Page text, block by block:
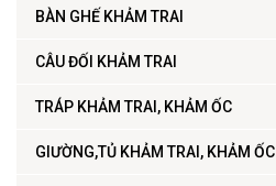
BÀN GHẾ KHẢM TRAI
CÂU ĐỐI KHẢM TRAI
TRÁP KHẢM TRAI, KHẢM ỐC
GIƯỜNG,TỦ KHẢM TRAI, KHẢM ỐC